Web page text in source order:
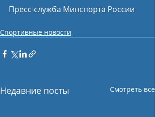
Пресс-служба Минспорта России
Спортивные новости
Недавние посты Смотреть все